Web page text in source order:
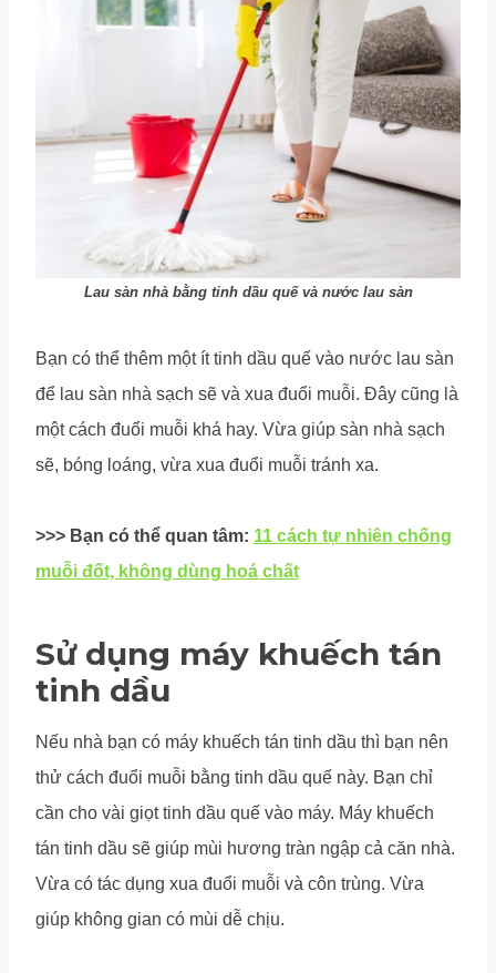
Lau sàn nhà bằng tinh dầu quế và nước lau sàn
Bạn có thể thêm một ít tinh dầu quế vào nước lau sàn
để lau sàn nhà sạch sẽ và xua đuổi muỗi. Đây cũng là
một cách đuổi muỗi khá hay. Vừa giúp sàn nhà sạch
sẽ, bóng loáng, vừa xua đuổi muỗi tránh xa.
>>> Bạn có thể quan tâm: 11 cách tự nhiên chống
muỗi đốt, không dùng hoá chất
Sử dụng máy khuếch tán
tinh dầu
Nếu nhà bạn có máy khuếch tán tinh dầu thì bạn nên
thử cách đuổi muỗi bằng tinh dầu quế này. Bạn chỉ
cần cho vài giọt tinh dầu quế vào máy. Máy khuếch
tán tinh dầu sẽ giúp mùi hương tràn ngập cả căn nhà.
Vừa có tác dụng xua đuổi muỗi và côn trùng. Vừa
giúp không gian có mùi dễ chịu.